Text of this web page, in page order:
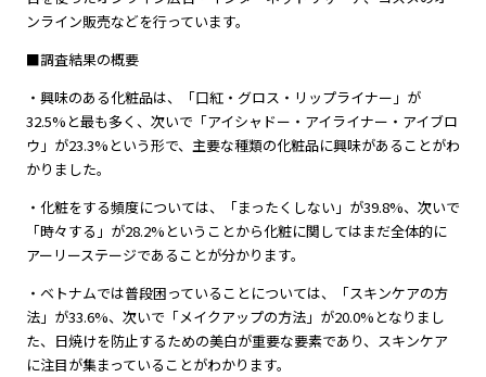
ンライン販売などを行っています。
■調査結果の概要
・興味のある化粧品は、「口紅・グロス・リップライナー」が
32.5%と最も多く、次いで「アイシャドー・アイライナー・アイブロ
ウ」が23.3%という形で、主要な種類の化粧品に興味があることがわ
かりました。
・化粧をする頻度については、「まったくしない」が39.8%、次いで
「時々する」が28.2%ということから化粧に関してはまだ全体的に
アーリーステージであることが分かります。
・ベトナムでは普段困っていることについては、「スキンケアの方
法」が33.6%、次いで「メイクアップの方法」が20.0%となりまし
た、日焼けを防止するための美白が重要な要素であり、スキンケア
に注目が集まっていることがわかります。